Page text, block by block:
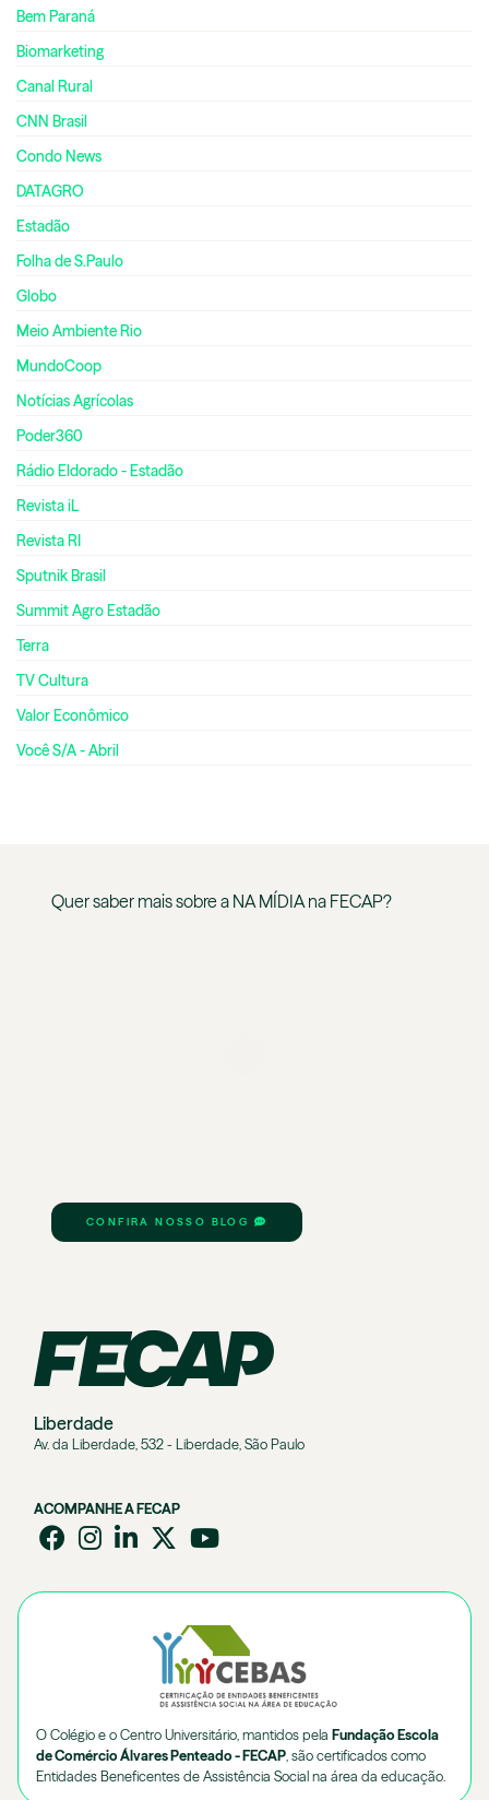
Bem Paraná
Biomarketing
Canal Rural
CNN Brasil
Condo News
DATAGRO
Estadão
Folha de S.Paulo
Globo
Meio Ambiente Rio
MundoCoop
Notícias Agrícolas
Poder360
Rádio Eldorado - Estadão
Revista iL
Revista RI
Sputnik Brasil
Summit Agro Estadão
Terra
TV Cultura
Valor Econômico
Você S/A - Abril
Quer saber mais sobre a NA MÍDIAna FECAP?
CONFIRA NOSSO BLOG
Liberdade
Av. da Liberdade, 532 - Liberdade, São Paulo
ACOMPANHE A FECAP
O Colégio e o Centro Universitário, mantidos pela Fundação Escola
de Comércio Álvares Penteado - FECAP, são certificados como
Entidades Beneficentes de Assistência Social na área da educação.